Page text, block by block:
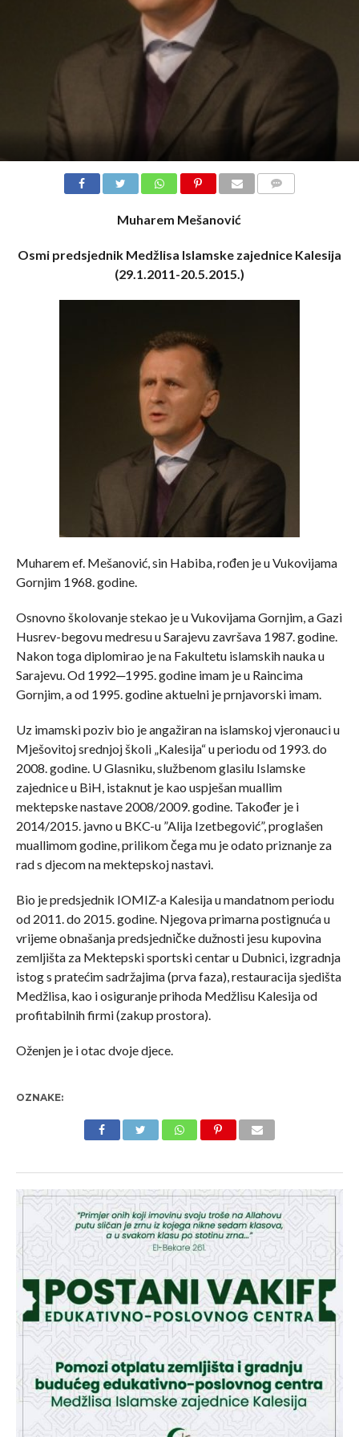
Muharem Mešanović
Osmi predsjednik Medžlisa Islamske zajednice Kalesija
(29.1.2011-20.5.2015.)
Muharem ef. Mešanović, sin Habiba, rođen je u Vukovijama
Gornjim 1968. godine.
Osnovno školovanje stekao je u Vukovijama Gornjim, a Gazi
Husrev-begovu medresu u Sarajevu završava 1987. godine.
Nakon toga diplomirao je na Fakultetu islamskih nauka u
Sarajevu. Od 1992─1995. godine imam je u Raincima
Gornjim, a od 1995. godine aktuelni je prnjavorski imam.
Uz imamski poziv bio je angažiran na islamskoj vjeronauci u
Mješovitoj srednjoj školi „Kalesija“ u periodu od 1993. do
2008. godine. U Glasniku, službenom glasilu Islamske
zajednice u BiH, istaknut je kao uspješan muallim
mektepske nastave 2008/2009. godine. Također je i
2014/2015. javno u BKC-u ”Alija Izetbegović”, proglašen
muallimom godine, prilikom čega mu je odato priznanje za
rad s djecom na mektepskoj nastavi.
Bio je predsjednik IOMIZ-a Kalesija u mandatnom periodu
od 2011. do 2015. godine. Njegova primarna postignuća u
vrijeme obnašanja predsjedničke dužnosti jesu kupovina
zemljišta za Mektepski sportski centar u Dubnici, izgradnja
istog s pratećim sadržajima (prva faza), restauracija sjedišta
Medžlisa, kao i osiguranje prihoda Medžlisu Kalesija od
profitabilnih firmi (zakup prostora).
Oženjen je i otac dvoje djece.
OZNAKE: